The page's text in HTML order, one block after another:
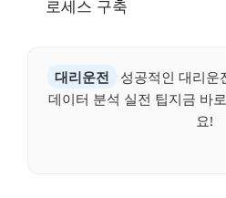
로세스 구축
대리운전
성공적인 대리운
데이터 분석 실전 팁지금 바
요!